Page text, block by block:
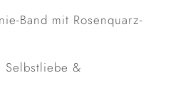
Band mit Rosenquarz-
Selbstliebe &